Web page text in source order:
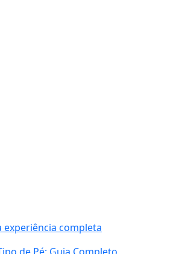
experiência completa